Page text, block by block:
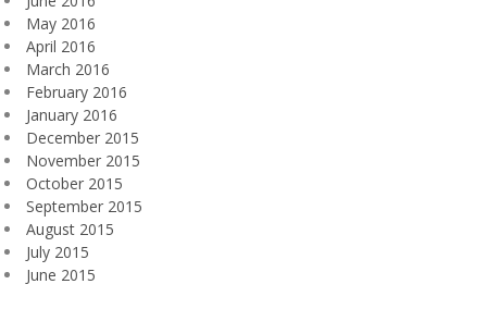
May 2016
April 2016
March 2016
February 2016
January 2016
December 2015
November 2015
October 2015
September 2015
August 2015
July 2015
June 2015